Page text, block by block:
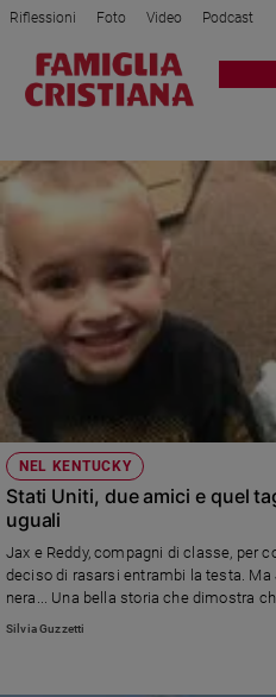
Attualità
Legalità
giustizia
Papa
Papa
Chiesa
Chiesa
Fede
Riflessioni Foto Video Podcast
Privacy Policy Chi siamo
Registrati Redazione
NEL KENTUCKY
Stati Uniti, due amici e quel
uguali
Jax e Reddy, compagni di classe, per
deciso di rasarsi entrambi la testa. Ma
nera... Una bella storia che dimostra
colore e di razza non esistono.
Silvia Guzzetti